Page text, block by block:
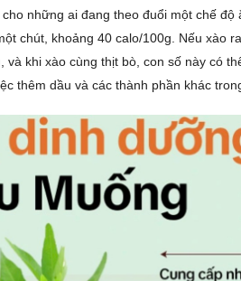
những ai đang theo đuổi một chế độ
chút, khoảng 40 calo/100g. Nếu xào
khi xào cùng thịt bò, con số này có
thêm dầu và các thành phần khác